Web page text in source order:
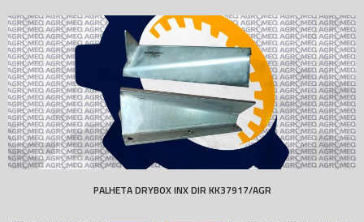
PALHETA DRYBOX INX DIR KK37917/AGR